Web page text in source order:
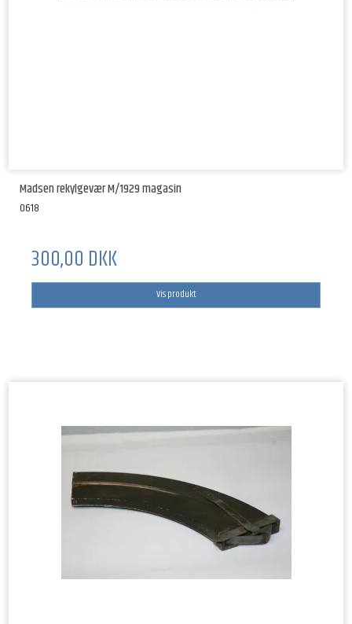
Madsen rekylgevær M/1929 magasin
0618
300,00 DKK
Vis produkt